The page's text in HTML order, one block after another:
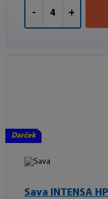
- +
Darček
Sava INTENSA HP